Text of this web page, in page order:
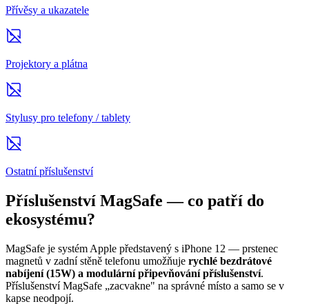
Přívěsy a ukazatele
Projektory a plátna
Stylusy pro telefony / tablety
Ostatní příslušenství
Příslušenství MagSafe — co patří do
ekosystému?
MagSafe je systém Apple představený s iPhone 12 — prstenec
magnetů v zadní stěně telefonu umožňuje rychlé bezdrátové
nabíjení (15W) a modulární připevňování příslušenství.
Příslušenství MagSafe „zacvakne" na správné místo a samo se v
kapse neodpojí.